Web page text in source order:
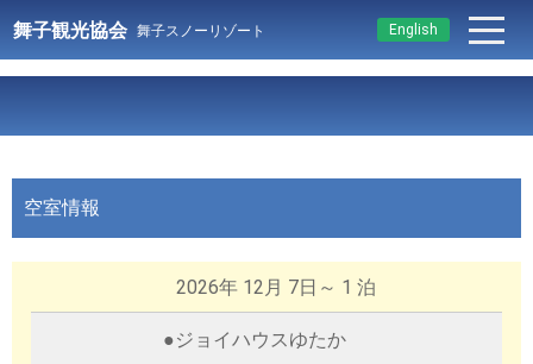
English
舞子観光協会 舞子スノーリゾート
空室情報
2026年 12月 7日～ 1 泊
●ジョイハウスゆたか